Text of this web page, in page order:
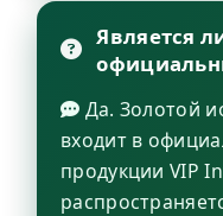
Является
Да. Золотой
входит в
продукции VIP